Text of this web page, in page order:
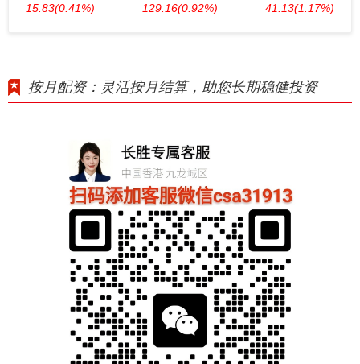
15.83(0.41%) 129.16(0.92%) 41.13(1.17%)
按月配资：灵活按月结算，助您长期稳健投资